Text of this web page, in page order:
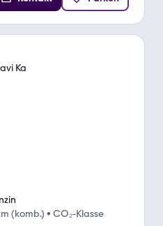
Ka
(komb.) • CO₂-Klasse